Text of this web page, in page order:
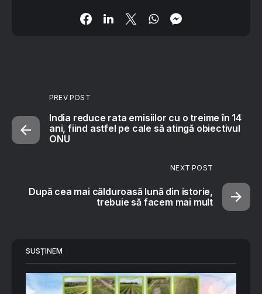
PREV POST
India reduce rata emisiilor cu o treime în 14
ani, fiind astfel pe cale să atingă obiectivul
ONU
NEXT POST
După cea mai călduroasă lună din istorie,
trebuie să facem mai mult
SUSȚINEM